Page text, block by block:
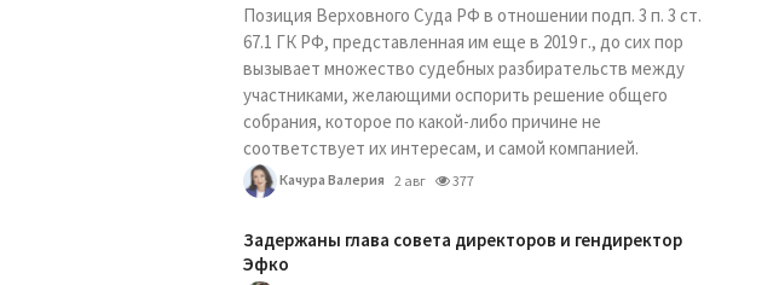
Позиция Верховного Суда РФ в отношении подп. 3 п. 3 ст.
67.1 ГК РФ, представленная им еще в 2019 г., до сих пор
вызывает множество судебных разбирательств между
участниками, желающими оспорить решение общего
собрания, которое по какой-либо причине не
соответствует их интересам, и самой компанией.
Качура Валерия 2 авг 377
Задержаны глава совета директоров и гендиректор
Эфко